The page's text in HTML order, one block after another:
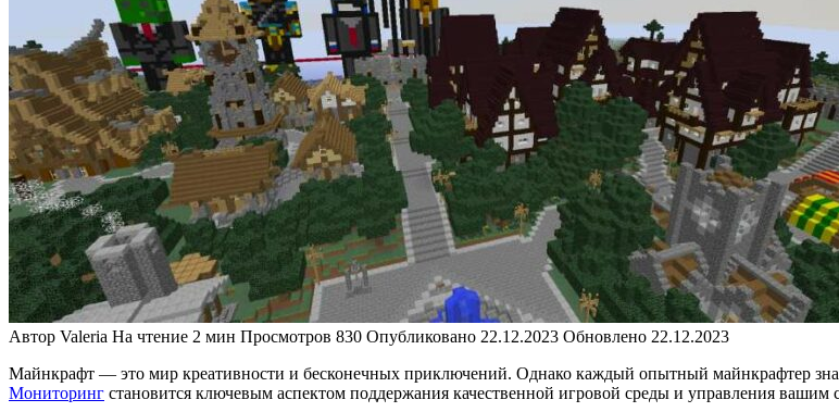
Автор Valeria На чтение 2 мин Просмотров 830 Опубликовано 22.12.2023 Обновлено 22.12.2023
Майнкрафт — это мир креативности и бесконечных приключений. Однако каждый опытный майнкрафтер
Мониторинг становится ключевым аспектом поддержания качественной игровой среды и управления вашим